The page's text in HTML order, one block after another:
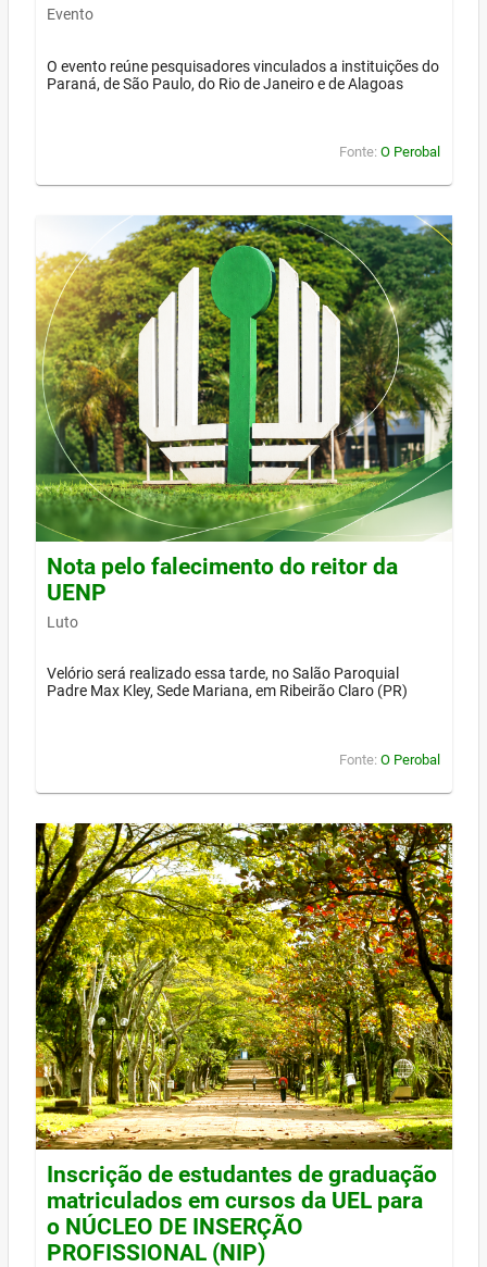
Evento
O evento reúne pesquisadores vinculados a instituições do
Paraná, de São Paulo, do Rio de Janeiro e de Alagoas
Fonte: O Perobal
Nota pelo falecimento do reitor da
UENP
Luto
Velório será realizado essa tarde, no Salão Paroquial
Padre Max Kley, Sede Mariana, em Ribeirão Claro (PR)
Fonte: O Perobal
Inscrição de estudantes de graduação
matriculados em cursos da UEL para
o NÚCLEO DE INSERÇÃO
PROFISSIONAL (NIP)